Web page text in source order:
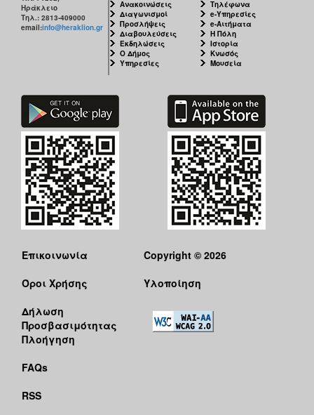
Ηράκλειο
Τηλ.: 2813-409000
email:info@heraklion.gr
Ανακοινώσεις
Διαγωνισμοί
Προσλήψεις
Διαβουλεύσεις
Εκδηλώσεις
Ο Δήμος
Υπηρεσίες
Τηλέφωνα
e-Υπηρεσίες
e-Αιτήματα
Η Πόλη
Ιστορία
Κνωσός
Μουσεία
Επικοινωνία
Όροι Χρήσης
Δήλωση
Προσβασιμότητας
Πλοήγηση
FAQs
RSS
Copyright © 2026
Υλοποίηση